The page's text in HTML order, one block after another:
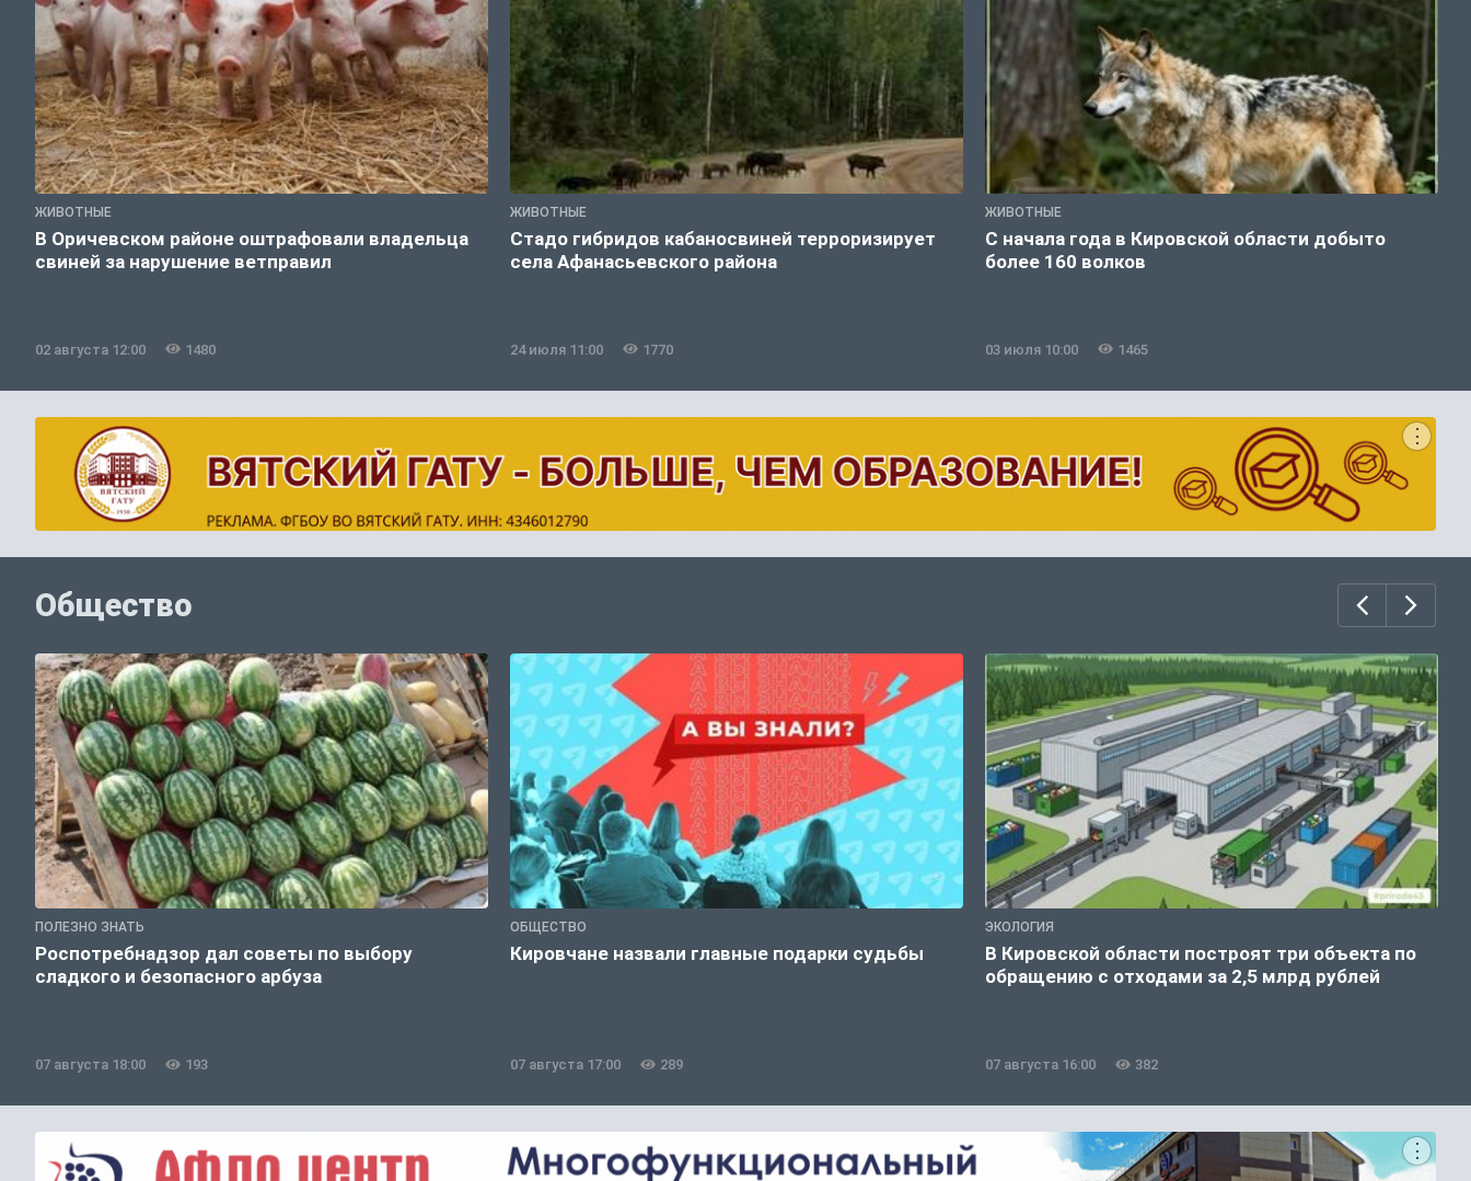
ЖИВОТНЫЕ
В Оричевском районе оштрафовали владельца
свиней за нарушение ветправил
02 августа 12:00 1480
ЖИВОТНЫЕ
Стадо гибридов кабаносвиней терроризирует
села Афанасьевского района
24 июля 11:00 1770
ЖИВОТНЫЕ
С начала года в Кировской области добыто
более 160 волков
03 июля 10:00 1465
Общество
ПОЛЕЗНО ЗНАТЬ
Роспотребнадзор дал советы по выбору
сладкого и безопасного арбуза
07 августа 18:00 193
ОБЩЕСТВО
Кировчане назвали главные подарки судьбы
07 августа 17:00 289
ЭКОЛОГИЯ
В Кировской области построят три объекта по
обращению с отходами за 2,5 млрд рублей
07 августа 16:00 382